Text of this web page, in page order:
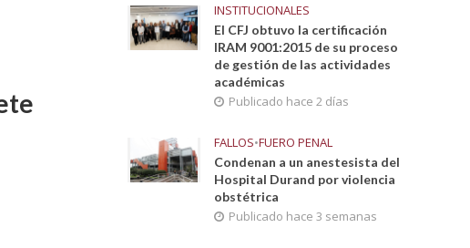
INSTITUCIONALES
El CFJ obtuvo la certificación
IRAM 9001:2015 de su proceso
de gestión de las actividades
académicas
Publicado hace 2 días
FALLOS•FUERO PENAL
Condenan a un anestesista del
Hospital Durand por violencia
obstétrica
Publicado hace 3 semanas